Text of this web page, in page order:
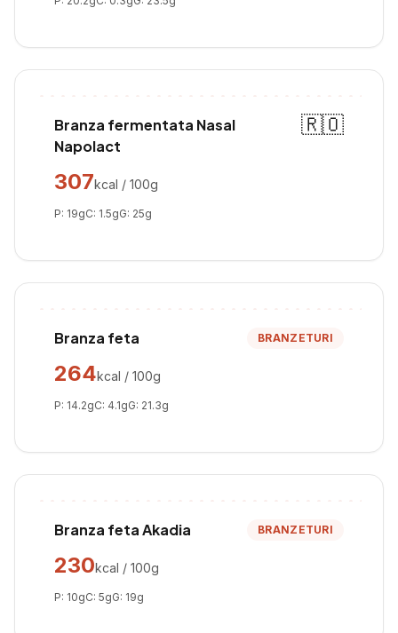
Branza fermentata Nasal
Napolact
🇷🇴
307kcal / 100g
P: 19gC: 1.5gG: 25g
Branza feta BRANZETURI
264kcal / 100g
P: 14.2gC: 4.1gG: 21.3g
Branza feta Akadia BRANZETURI
230kcal / 100g
P: 10gC: 5gG: 19g